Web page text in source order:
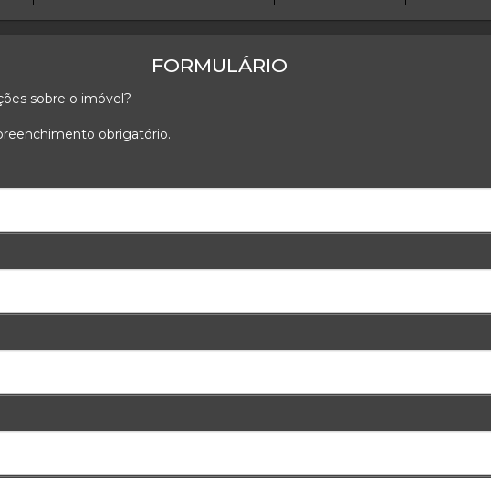
FORMULÁRIO
sobre o imóvel?
obrigatório.